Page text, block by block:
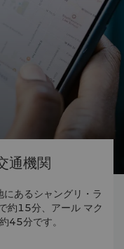
通機関
あるシャングリ・ラ
約15分、アール マク
45分です。